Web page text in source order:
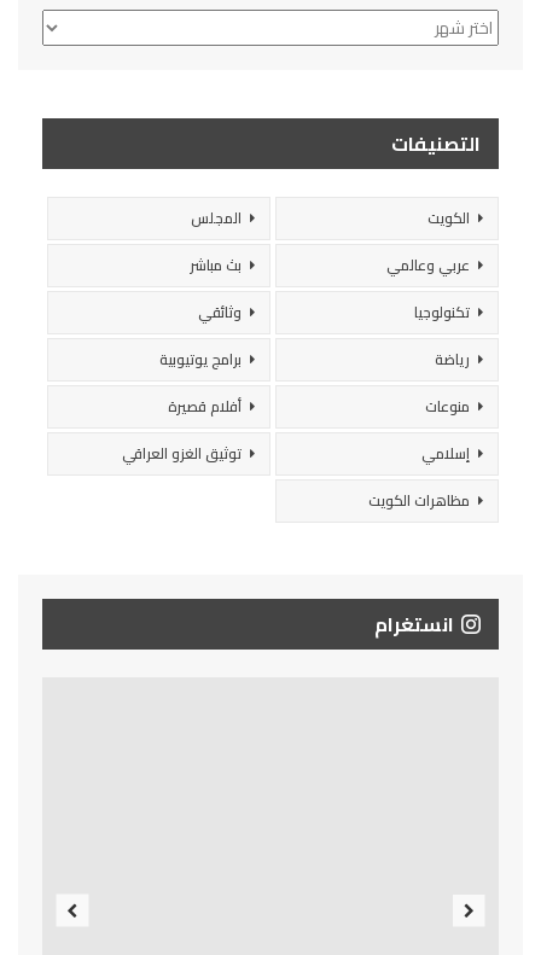
الأرشيف
التصنيفات
الكويت
المجلس
عربي وعالمي
بث مباشر
تكنولوجيا
وثائقي
رياضة
برامج يوتيوبية
منوعات
أفلام قصيرة
إسلامي
توثيق الغزو العراقي
مظاهرات الكويت
انستغرام